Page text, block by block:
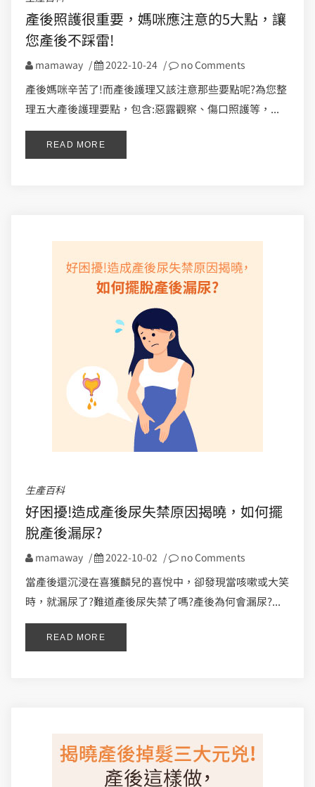
產後照護很重要，媽咪應注意的5大點，讓
您產後不踩雷!
mamaway / 2022-10-24 / no Comments
產後媽咪辛苦了!而產後護理又該注意那些要點呢?為您整
理五大產後護理要點，包含:惡露觀察、傷口照護等，...
READ MORE
生產百科
好困擾!造成產後尿失禁原因揭曉，如何擺
脫產後漏尿?
mamaway / 2022-10-02 / no Comments
當產後還沉浸在喜獲麟兒的喜悅中，卻發現當咳嗽或大笑
時，就漏尿了?難道產後尿失禁了嗎?產後為何會漏尿?...
READ MORE